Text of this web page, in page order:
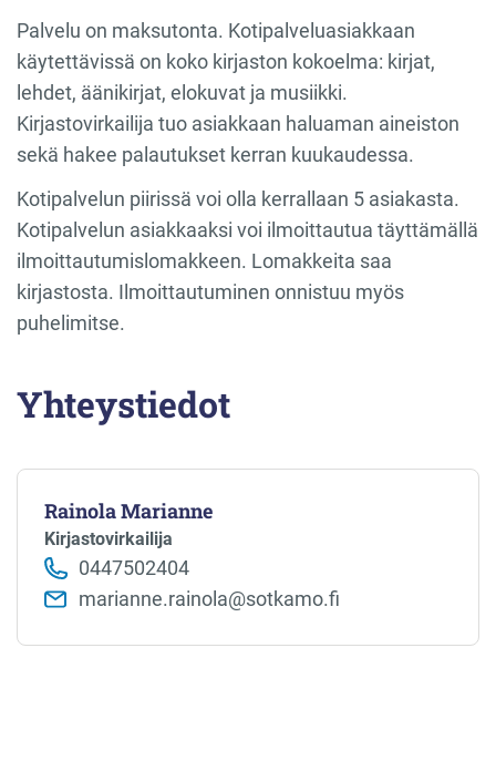
Palvelu on maksutonta. Kotipalveluasiakkaan
käytettävissä on koko kirjaston kokoelma: kirjat,
lehdet, äänikirjat, elokuvat ja musiikki.
Kirjastovirkailija tuo asiakkaan haluaman aineiston
sekä hakee palautukset kerran kuukaudessa.
Kotipalvelun piirissä voi olla kerrallaan 5 asiakasta.
Kotipalvelun asiakkaaksi voi ilmoittautua täyttämällä
ilmoittautumislomakkeen. Lomakkeita saa
kirjastosta. Ilmoittautuminen onnistuu myös
puhelimitse.
Yhteystiedot
Rainola Marianne
Kirjastovirkailija
0447502404
marianne.rainola@sotkamo.fi